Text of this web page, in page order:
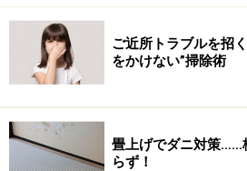
「セスキ炭酸ソーダ」。最近はドラ
ップで手軽に購入できます。この商
入。※クリックすると「ダイソー」
ご近所トラブルを招
をかけない”掃除術
畳上げでダニ対策……
らず！